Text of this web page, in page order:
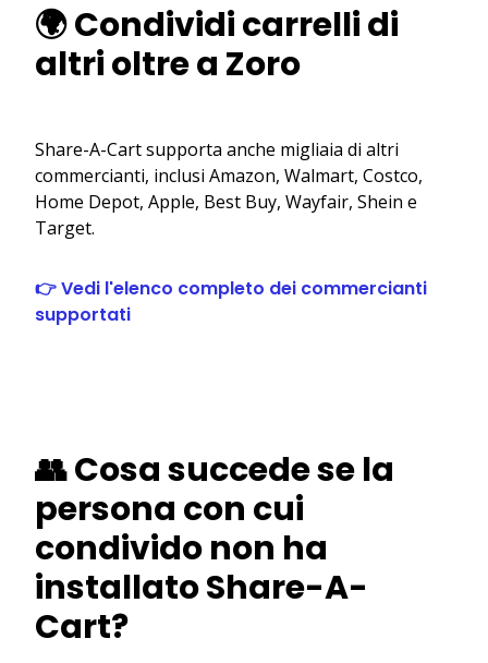
🌍 Condividi carrelli di
altri oltre a Zoro
Share-A-Cart supporta anche migliaia di altri
commercianti, inclusi Amazon, Walmart, Costco,
Home Depot, Apple, Best Buy, Wayfair, Shein e
Target.
👉 Vedi l'elenco completo dei commercianti
supportati
👥 Cosa succede se la
persona con cui
condivido non ha
installato Share-A-
Cart?